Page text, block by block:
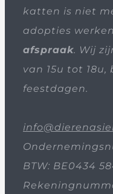
katten is niet
adopties
afspraak. Wij
van 15u tot 18u,
feestdagen.
BTW: BE0434